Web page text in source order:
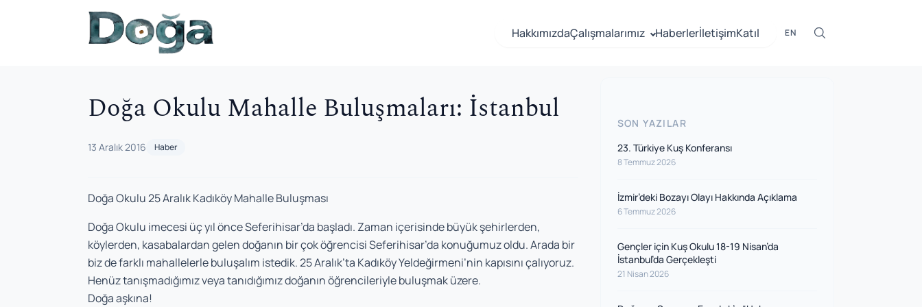
HakkımızdaÇalışmalarımız HaberlerİletişimKatıl EN
Doğa Okulu Mahalle Buluşmaları: İstanbul
13 Aralık 2016 Haber
Doğa Okulu 25 Aralık Kadıköy Mahalle Buluşması
Doğa Okulu imecesi üç yıl önce Seferihisar’da başladı. Zaman içerisinde büyük şehirlerden,
köylerden, kasabalardan gelen doğanın bir çok öğrencisi Seferihisar’da konuğumuz oldu. Arada bir
biz de farklı mahallelerle buluşalım istedik. 25 Aralık’ta Kadıköy Yeldeğirmeni’nin kapısını çalıyoruz.
Henüz tanışmadığımız veya tanıdığımız doğanın öğrencileriyle buluşmak üzere.
Doğa aşkına!
SON YAZILAR
23. Türkiye Kuş Konferansı
8 Temmuz 2026
İzmir’deki Bozayı Olayı Hakkında Açıklama
6 Temmuz 2026
Gençler için Kuş Okulu 18-19 Nisan’da
İstanbul’da Gerçekleşti
21 Nisan 2026